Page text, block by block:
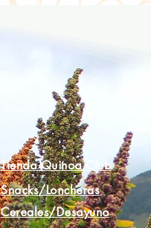
Tienda Quinoa Club
Snacks/Loncheras
Cereales/Desayuno